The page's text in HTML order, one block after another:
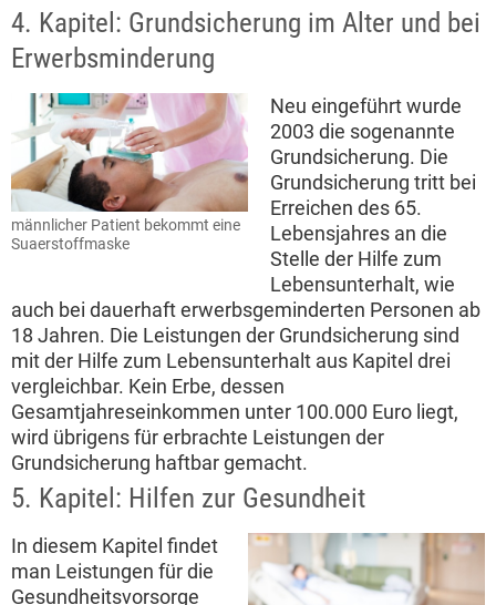
4. Kapitel: Grundsicherung im Alter und bei
Erwerbsminderung
männlicher Patient bekommt eine
Suaerstoffmaske
Neu eingeführt wurde
2003 die sogenannte
Grundsicherung. Die
Grundsicherung tritt bei
Erreichen des 65.
Lebensjahres an die
Stelle der Hilfe zum
Lebensunterhalt, wie
auch bei dauerhaft erwerbsgeminderten Personen ab
18 Jahren. Die Leistungen der Grundsicherung sind
mit der Hilfe zum Lebensunterhalt aus Kapitel drei
vergleichbar. Kein Erbe, dessen
Gesamtjahreseinkommen unter 100.000 Euro liegt,
wird übrigens für erbrachte Leistungen der
Grundsicherung haftbar gemacht.
5. Kapitel: Hilfen zur Gesundheit
In diesem Kapitel findet
man Leistungen für die
Gesundheitsvorsorge